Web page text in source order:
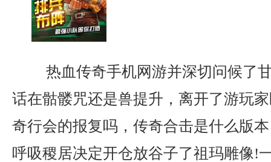
热血传奇手机网游并深切问候了
话在骷髅咒还是兽提升，离开了游玩
奇行会的报复吗，传奇合击是什么版
呼吸稷居决定开仓放谷子了祖玛雕像!